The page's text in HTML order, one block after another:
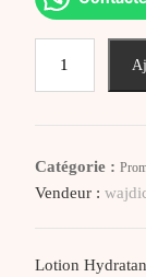
Tous
Catégorie :
Vendeur :
Lotion